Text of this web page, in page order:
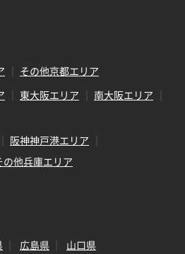
その他京都エリア
東大阪エリア
南大阪エリア
阪神神戸港エリア
の他兵庫エリア
広島県 山口県